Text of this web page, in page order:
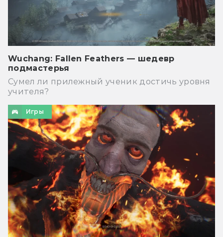
Wuchang: Fallen Feathers — шедевр
подмастерья
Сумел ли прилежный ученик достичь уровня
учителя?
Игры